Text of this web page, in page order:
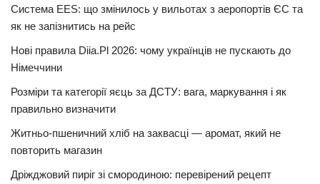
Система EES: що змінилось у вильотах з аеропортів ЄС та
як не запізнитись на рейс
Нові правила Diia.Pl 2026: чому українців не пускають до
Німеччини
Розміри та категорії яєць за ДСТУ: вага, маркування і як
правильно визначити
Житньо-пшеничний хліб на заквасці — аромат, який не
повторить магазин
Дріжджовий пиріг зі смородиною: перевірений рецепт